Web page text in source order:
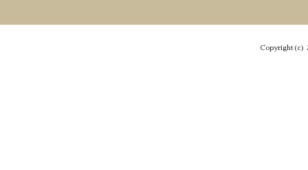
Copyright(c)